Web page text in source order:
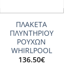
ΠΛΑΚΕΤΑ
ΠΛΥΝΤΗΡΙΟΥ
ΡΟΥΧΩΝ
WHIRLPOOL
136.50€